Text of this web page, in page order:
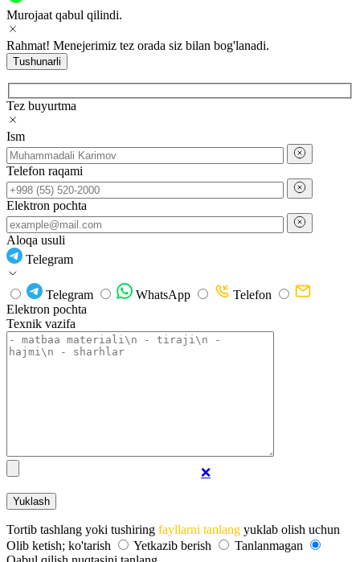
Murojaat qabul qilindi.
Rahmat! Menejerimiz tez orada siz bilan bog'lanadi.
Tushunarli
Tez buyurtma
Ism
Telefon raqami
Elektron pochta
Aloqa usuli
Telegram
Telegram WhatsApp
Telefon
Elektron pochta
Texnik vazifa
❌
Tortib tashlang yoki tushiring fayllarni tanlang yuklab olish uchun
Olib ketish; ko'tarish
Yetkazib berish
Tanlanmagan